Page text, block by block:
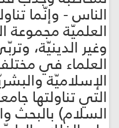
الناس - وإنّما
العلميّة مجموعة
وغير الدينيّة،
العلماء في
الإسلاميّة
التي تناولتها
السلام) بالبحث